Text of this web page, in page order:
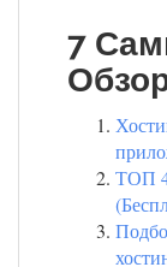
7
ТОП 4